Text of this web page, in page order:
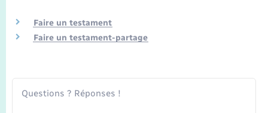
Organisation d’événement
Faire un testament
Faire un testament-partage
Questions ? Réponses !